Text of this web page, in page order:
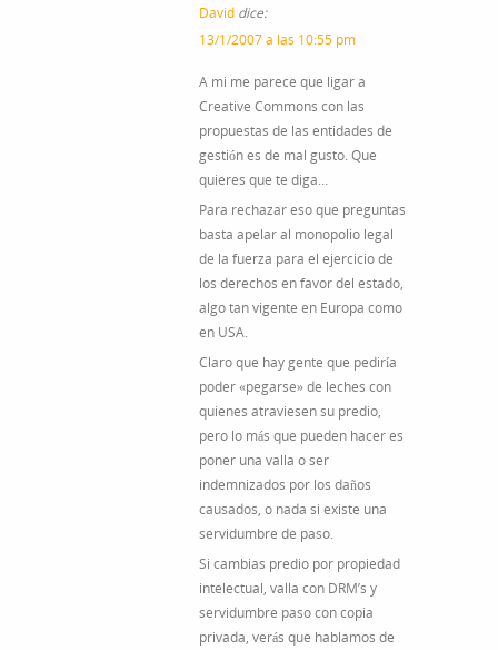
David dice:
13/1/2007 a las 10:55 pm
A mi me parece que ligar a
Creative Commons con las
propuestas de las entidades de
gestión es de mal gusto. Que
quieres que te diga…
Para rechazar eso que preguntas
basta apelar al monopolio legal
de la fuerza para el ejercicio de
los derechos en favor del estado,
algo tan vigente en Europa como
en USA.
Claro que hay gente que pediría
poder «pegarse» de leches con
quienes atraviesen su predio,
pero lo más que pueden hacer es
poner una valla o ser
indemnizados por los daños
causados, o nada si existe una
servidumbre de paso.
Si cambias predio por propiedad
intelectual, valla con DRM’s y
servidumbre paso con copia
privada, verás que hablamos de